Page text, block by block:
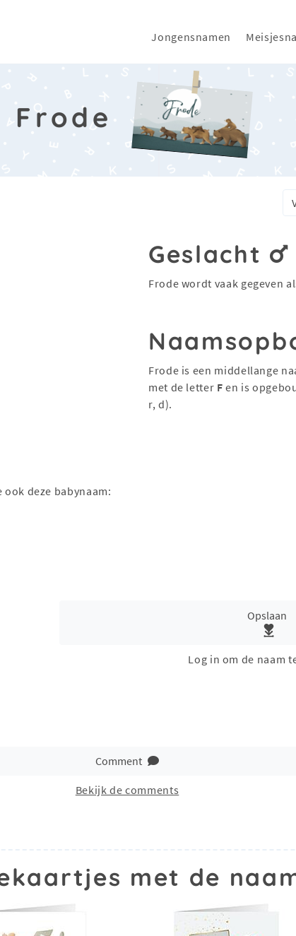
Jongensnamen
Frode
Geslacht
Frode wordt vaak gegeven
Frode is een middellange
met de letter F en is
r, d).
deze babynaam:
Opslaan
Log in om de naam
Comment
Bekijk de comments
met de